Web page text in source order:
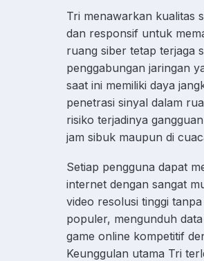
Tri menawarkan kualitas
dan responsif untuk
ruang siber tetap terjaga
penggabungan jaringan
saat ini memiliki daya
penetrasi sinyal dalam
risiko terjadinya
jam sibuk maupun di
Setiap pengguna dapat
internet dengan sangat
video resolusi tinggi
populer, mengunduh
game online kompetitif
Keunggulan utama Tri